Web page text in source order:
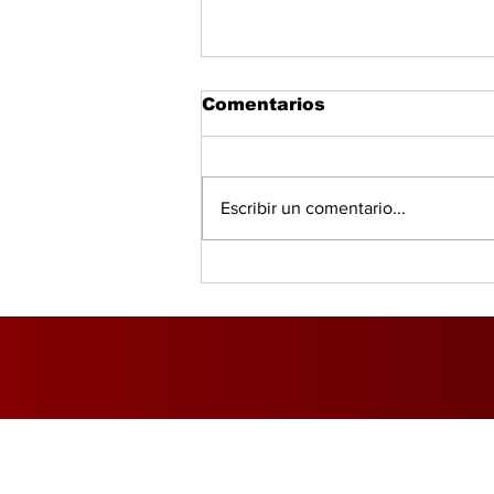
incumple con la
Comentarios
Escribir un comentario...